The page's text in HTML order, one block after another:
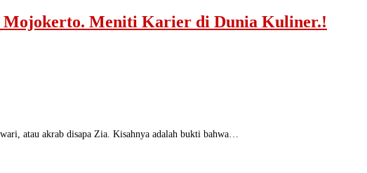
Mojokerto. Meniti Karier di Dunia Kuliner.!
atau akrab disapa Zia. Kisahnya adalah bukti bahwa…